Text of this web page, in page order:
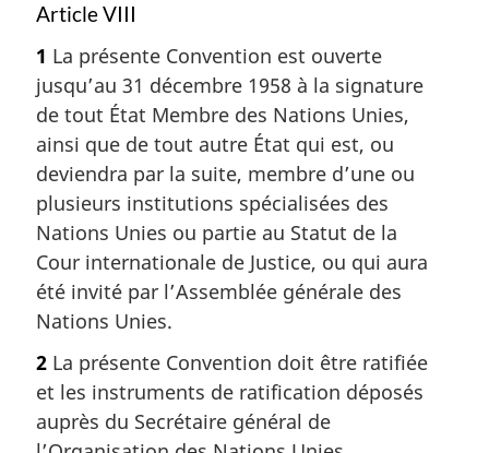
Article VIII
1 La présente Convention est ouverte
jusqu’au 31 décembre 1958 à la signature
de tout État Membre des Nations Unies,
ainsi que de tout autre État qui est, ou
deviendra par la suite, membre d’une ou
plusieurs institutions spécialisées des
Nations Unies ou partie au Statut de la
Cour internationale de Justice, ou qui aura
été invité par l’Assemblée générale des
Nations Unies.
2 La présente Convention doit être ratifiée
et les instruments de ratification déposés
auprès du Secrétaire général de